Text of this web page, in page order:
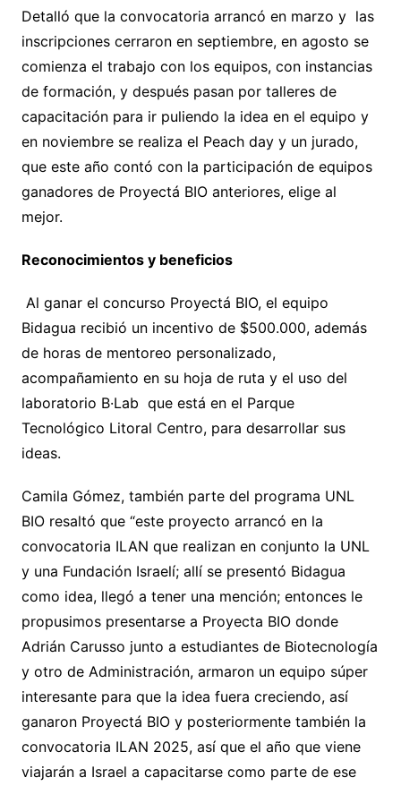
Detalló que la convocatoria arrancó en marzo y las
inscripciones cerraron en septiembre, en agosto se
comienza el trabajo con los equipos, con instancias
de formación, y después pasan por talleres de
capacitación para ir puliendo la idea en el equipo y
en noviembre se realiza el Peach day y un jurado,
que este año contó con la participación de equipos
ganadores de Proyectá BIO anteriores, elige al
mejor.
Reconocimientos y beneficios
Al ganar el concurso Proyectá BIO, el equipo
Bidagua recibió un incentivo de $500.000, además
de horas de mentoreo personalizado,
acompañamiento en su hoja de ruta y el uso del
laboratorio B·Lab que está en el Parque
Tecnológico Litoral Centro, para desarrollar sus
ideas.
Camila Gómez, también parte del programa UNL
BIO resaltó que “este proyecto arrancó en la
convocatoria ILAN que realizan en conjunto la UNL
y una Fundación Israelí; allí se presentó Bidagua
como idea, llegó a tener una mención; entonces le
propusimos presentarse a Proyecta BIO donde
Adrián Carusso junto a estudiantes de Biotecnología
y otro de Administración, armaron un equipo súper
interesante para que la idea fuera creciendo, así
ganaron Proyectá BIO y posteriormente también la
convocatoria ILAN 2025, así que el año que viene
viajarán a Israel a capacitarse como parte de ese